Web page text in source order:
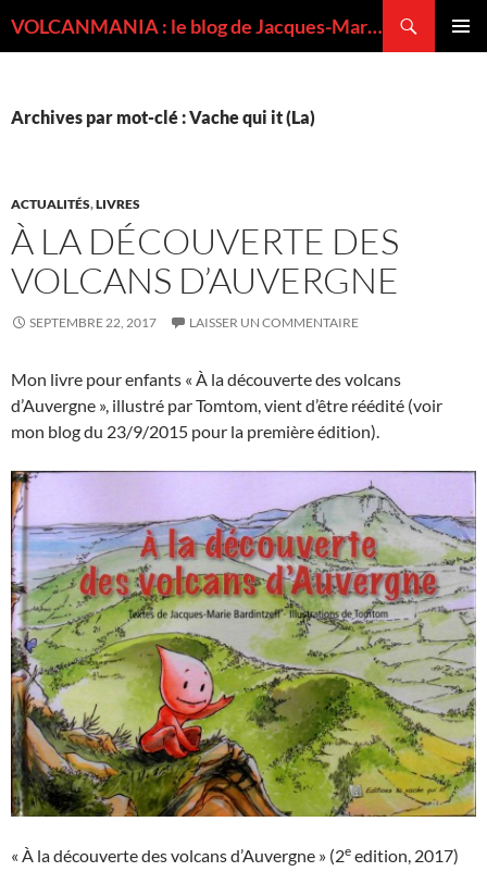
VOLCANMANIA : le blog de Jacques-Marie BARDINTZEFF, volcanologue
Archives par mot-clé : Vache qui it (La)
ACTUALITÉS,LIVRES
À LA DÉCOUVERTE DES
VOLCANS D’AUVERGNE
SEPTEMBRE 22, 2017 LAISSER UN COMMENTAIRE
Mon livre pour enfants « À la découverte des volcans
d’Auvergne », illustré par Tomtom, vient d’être réédité (voir
mon blog du 23/9/2015 pour la première édition).
« À la découverte des volcans d’Auvergne » (2e edition, 2017)